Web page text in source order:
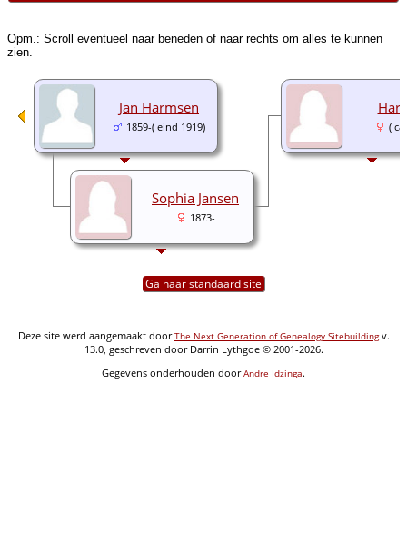
Opm.: Scroll eventueel naar beneden of naar rechts om alles te kunnen
zien.
(
Jan Harmsen
1859-( eind 1919)
Sophia Jansen
1873-
Ga naar standaard site
Deze site werd aangemaakt doorThe Next Generation of Genealogy Sitebuildingv.
13.0, geschreven door Darrin Lythgoe © 2001-2026.
Gegevens onderhouden doorAndre Idzinga.